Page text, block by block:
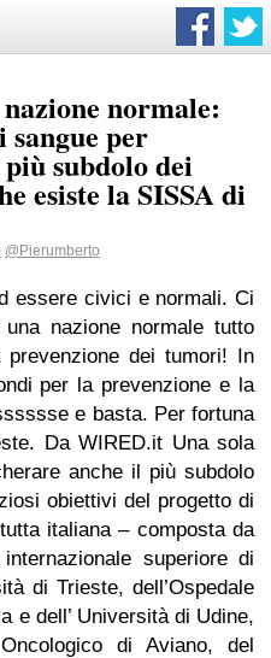
normale:
sangue per
subdolo dei
esiste la SISSA di
@Pierumberto
essere civici e normali. Ci
nazione normale tutto
dei tumori! In
per la prevenzione e la
e basta. Per fortuna
Da WIRED.it Una sola
anche il più subdolo
obiettivi del progetto di
italiana – composta da
superiore di
di Trieste, dell’Ospedale
e dell’ Università di Udine,
di Aviano, del